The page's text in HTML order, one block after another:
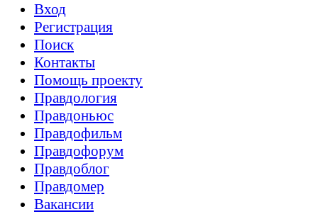
Вход
Регистрация
Поиск
Контакты
Помощь проекту
Правдология
Правдоньюс
Правдофильм
Правдофорум
Правдоблог
Правдомер
Вакансии